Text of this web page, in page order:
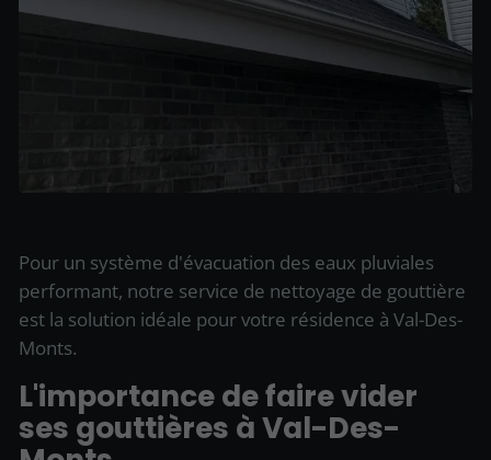
Pour un système d'évacuation des eaux pluviales
performant, notre service de nettoyage de gouttière
est la solution idéale pour votre résidence à Val-Des-
Monts.
L'importance de faire vider
ses gouttières à Val-Des-